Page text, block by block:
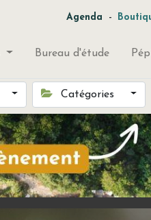
Agenda -
Bureau d'étude
Catégories